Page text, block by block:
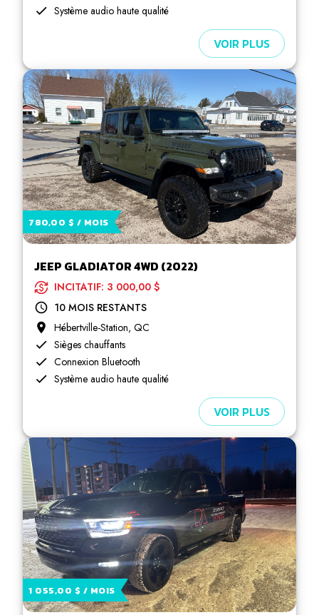
Système audio haute qualité
VOIR PLUS
780,00 $ / MOIS
JEEP GLADIATOR 4WD (2022)
INCITATIF: 3 000,00 $
10 MOIS RESTANTS
Hébertville-Station, QC
Sièges chauffants
Connexion Bluetooth
Système audio haute qualité
VOIR PLUS
1 055,00 $ / MOIS